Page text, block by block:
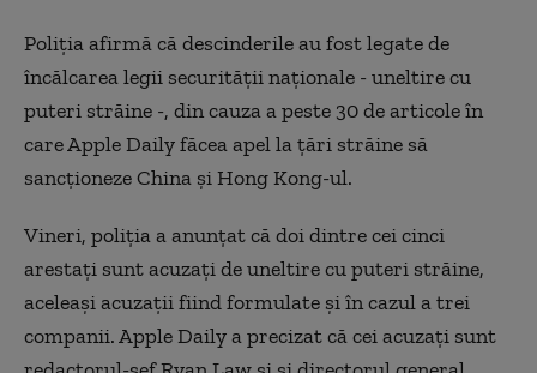
Poliția afirmă că descinderile au fost legate de
încălcarea legii securității naționale - uneltire cu
puteri străine -, din cauza a peste 30 de articole în
care Apple Daily făcea apel la țări străine să
sancționeze China și Hong Kong-ul.
Vineri, poliția a anunțat că doi dintre cei cinci
arestați sunt acuzați de uneltire cu puteri străine,
aceleași acuzații fiind formulate și în cazul a trei
companii. Apple Daily a precizat că cei acuzați sunt